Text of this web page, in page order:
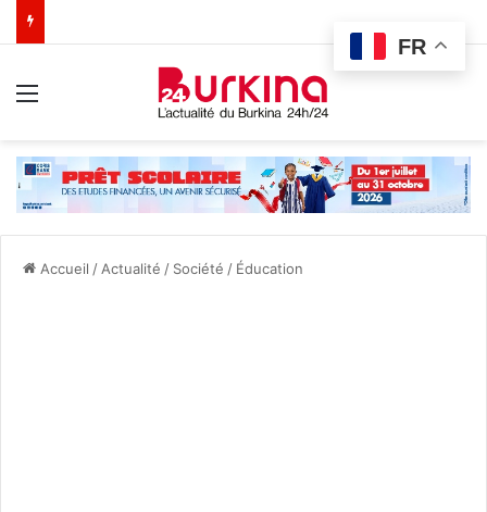
Accueil / Actualité / Société / Éducation
FR